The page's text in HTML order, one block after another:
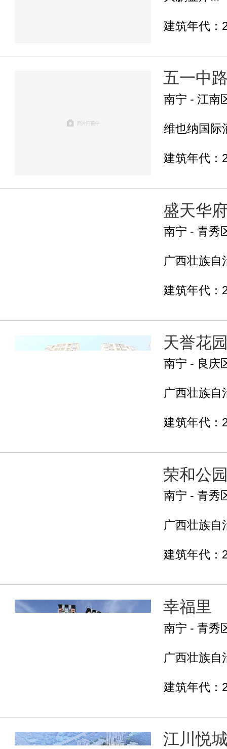
建筑年代：
五一中
南宁 - 江南
维也纳国际
建筑年代：
盛天华
南宁 - 青秀
广西壮族自
建筑年代：
天誉花
南宁 - 良庆
广西壮族自
建筑年代：
荣和公
南宁 - 青秀
广西壮族自
建筑年代：
幸福里
南宁 - 青秀
广西壮族自
建筑年代：
江川悦